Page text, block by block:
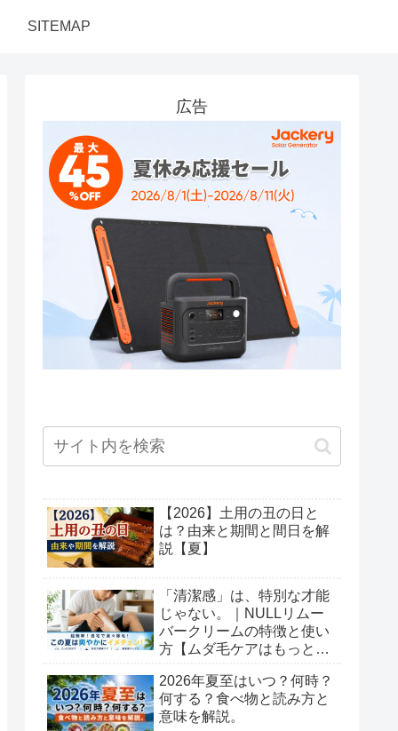
SITEMAP
広告
【2026】土用の丑の日と
は？由来と期間と間日を解
説【夏】
「清潔感」は、特別な才能
じゃない。｜NULLリムー
バークリームの特徴と使い
方【ムダ毛ケアはもっと簡
2026年夏至はいつ？何時？
何する？食べ物と読み方と
意味を解説。